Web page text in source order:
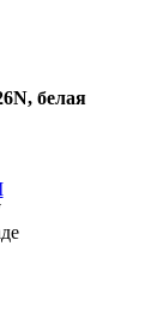
белая